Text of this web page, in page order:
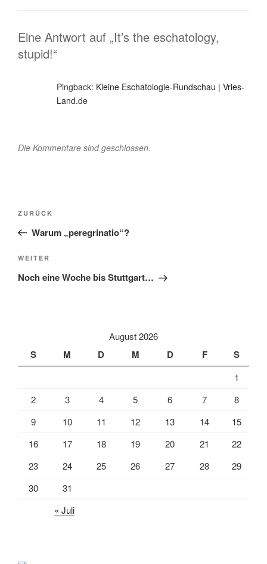
Eine Antwort auf „It’s the eschatology,
stupid!“
Pingback: Kleine Eschatologie-Rundschau | Vries-
Land.de
Die Kommentare sind geschlossen.
Beitragsnavigation
Vorheriger
Beitrag
ZURÜCK
Warum „peregrinatio“?
Nächster
Beitrag
WEITER
Noch eine Woche bis Stuttgart…
August 2026
S M D M D F S
1
2
3 4 5 6 7
8
9
10 11 12 13 14
15
16
17 18 19 20 21
22
23
24 25 26 27 28
29
30
31
« Juli